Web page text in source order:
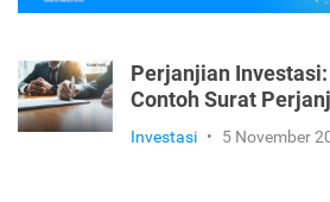
Perjanjian
Contoh Surat
Investasi • 5 November